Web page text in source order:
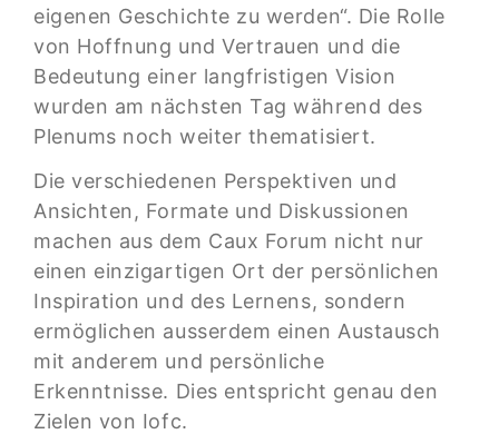
eigenen Geschichte zu werden“. Die Rolle
von Hoffnung und Vertrauen und die
Bedeutung einer langfristigen Vision
wurden am nächsten Tag während des
Plenums noch weiter thematisiert.
Die verschiedenen Perspektiven und
Ansichten, Formate und Diskussionen
machen aus dem Caux Forum nicht nur
einen einzigartigen Ort der persönlichen
Inspiration und des Lernens, sondern
ermöglichen ausserdem einen Austausch
mit anderem und persönliche
Erkenntnisse. Dies entspricht genau den
Zielen von Iofc.